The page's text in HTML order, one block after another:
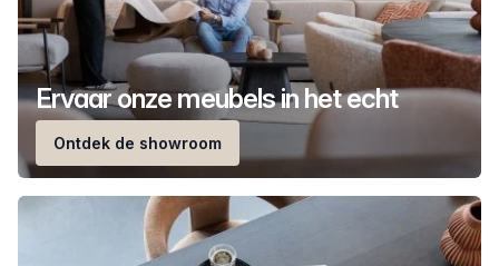
Ervaar onze meubels in het echt
Ontdek de showroom